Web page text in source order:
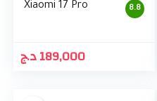
8.8
Xiaomi 17 Pro
189,000د.ج